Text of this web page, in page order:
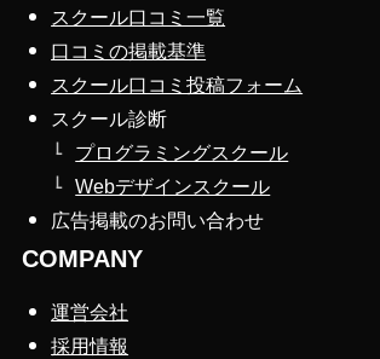
スクール口コミ一覧
口コミの掲載基準
スクール口コミ投稿フォーム
スクール診断
プログラミングスクール
Webデザインスクール
広告掲載のお問い合わせ
COMPANY
運営会社
採用情報